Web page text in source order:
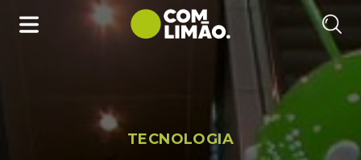
TECNOLOGIA